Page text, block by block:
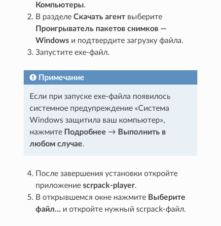
Компьютеры.
В разделеСкачать агент выберите
Проигрыватель пакетов снимков —
Windows и подтвердите загрузку файла.
Запустите exe-файл.
Примечание
Если при запуске exe-файла появилось
системное предупреждение «Система
Windows защитила ваш компьютер»,
нажмите Подробнее → Выполнить в
любом случае.
После завершения установки откройте
приложениеscrpack-player.
В открывшемся окне нажмите Выберите
файл… и откройте нужный scrpack-файл.